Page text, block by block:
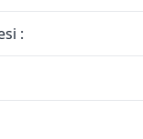
: